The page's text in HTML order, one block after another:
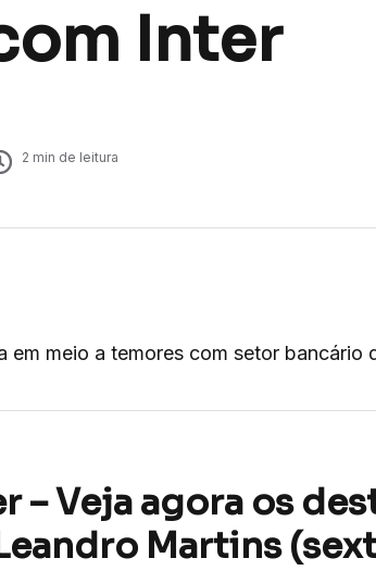
Inter
2 min de leitura
em meio a temores com setor bancário
– Veja agora os
Martins